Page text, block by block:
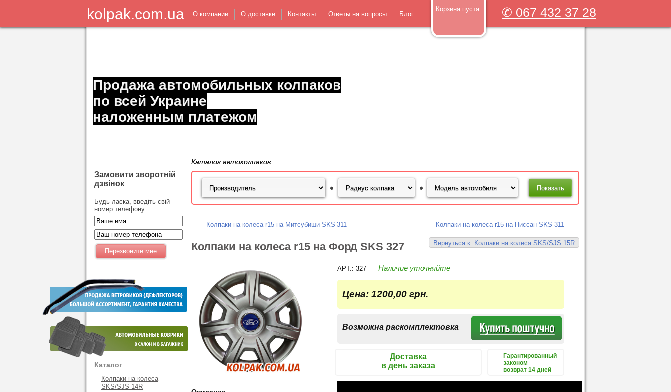
kolpak.com.ua ✆ 067 432 37 28
О компании О доставке Контакты Ответы на вопросы Блог
Корзина пуста
Продажа автомобильных колпаков
по всей Украине
наложенным платежом
Замовити зворотній
дзвінок
Будь ласка, введіть свій
номер телефону
Каталог
Колпаки на колеса
SKS/SJS 14R
Каталог автоколпаков
Колпаки на колеса r15 на Митсубиши SKS 311 Колпаки на колеса r15 на Ниссан SKS 311
Вернуться к: Колпаки на колеса SKS/SJS 15R
Колпаки на колеса r15 на Форд SKS 327
APT.: 327 Наличие уточняйте
Цена: 1200,00 грн.
Возможна раскомплектовка
Доставка
в день заказа
Гарантированный
законом
возврат 14 дней